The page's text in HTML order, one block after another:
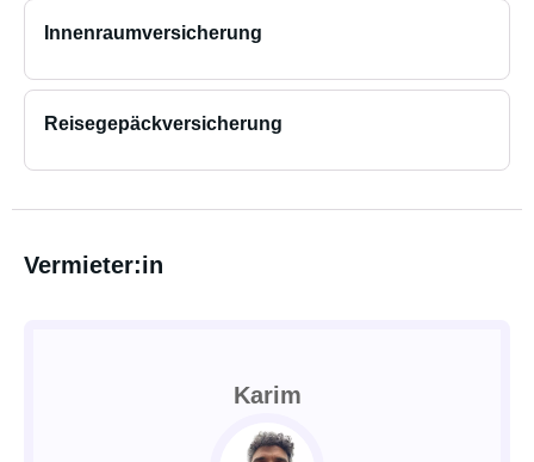
Innenraumversicherung
Reisegepäckversicherung
Vermieter:in
Karim